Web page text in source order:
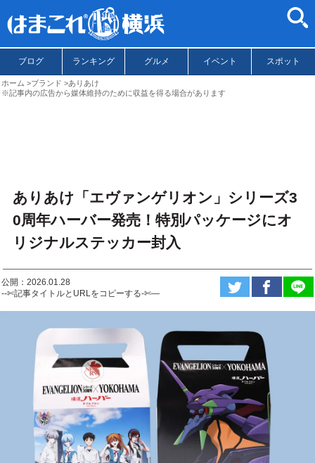
ブログ ランキング グルメ イベント スポット
ホーム ブランド
ありあけ
※記事内の広告から媒体維持のために収益を得る場合があります
ありあけ「エヴァンゲリオン」シリーズ3
0周年ハーバー発売！特別パッケージにオ
リジナルステッカー封入
公開：2026.01.28
--✄記事タイトルとURLをコピーする-✄—